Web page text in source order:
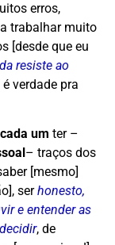
erros,
trabalhar muito
[desde que eu
resiste ao
verdade pra
cada um ter –
– traços dos
[mesmo]
serhonesto,
e entender as
, de